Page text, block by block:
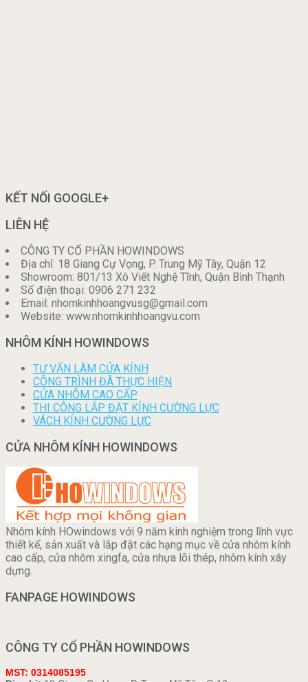
KẾT NỐI GOOGLE+
LIÊN HỆ
CÔNG TY CỔ PHẦN HOWINDOWS
Địa chỉ: 18 Giang Cự Vọng, P. Trung Mỹ Tây, Quận 12
Showroom: 801/13 Xô Viết Nghệ Tĩnh, Quận Bình Thạnh
Số điện thoại: 0906 271 232
Email: nhomkinhhoangvusg@gmail.com
Website: www.nhomkinhhoangvu.com
NHÔM KÍNH HOWINDOWS
TƯ VẤN LÀM CỬA KÍNH
CÔNG TRÌNH ĐÃ THỰC HIỆN
CỬA NHÔM CAO CẤP
THI CÔNG LẮP ĐẶT KÍNH CƯỜNG LỰC
VÁCH KÍNH CƯỜNG LỰC
CỬA NHÔM KÍNH HOWINDOWS
Nhôm kính HOwindows với 9 năm kinh nghiệm trong lĩnh vực
thiết kế, sản xuất và lắp đặt các hạng mục về cửa nhôm kính
cao cấp, cửa nhôm xingfa, cửa nhựa lõi thép, nhôm kính xây
dựng.
FANPAGE HOWINDOWS
CÔNG TY CỔ PHẦN HOWINDOWS
MST: 0314085195